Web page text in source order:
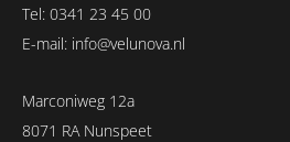
Tel: 0341 23 45 00
E-mail: info@velunova.nl
Marconiweg 12a
8071 RA Nunspeet